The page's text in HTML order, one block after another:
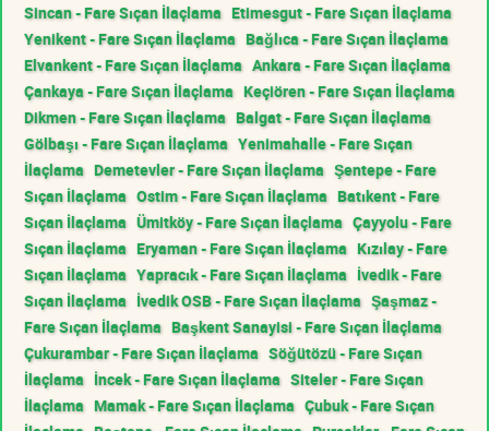
Sincan - Fare Sıçan İlaçlama Etimesgut - Fare Sıçan İlaçlama
Yenikent - Fare Sıçan İlaçlama Bağlıca - Fare Sıçan İlaçlama
Elvankent - Fare Sıçan İlaçlama Ankara - Fare Sıçan İlaçlama
Çankaya - Fare Sıçan İlaçlama Keçiören - Fare Sıçan İlaçlama
Dikmen - Fare Sıçan İlaçlama Balgat - Fare Sıçan İlaçlama
Gölbaşı - Fare Sıçan İlaçlama Yenimahalle - Fare Sıçan
İlaçlama Demetevler - Fare Sıçan İlaçlama Şentepe - Fare
Sıçan İlaçlama Ostim - Fare Sıçan İlaçlama Batıkent - Fare
Sıçan İlaçlama Ümitköy - Fare Sıçan İlaçlama Çayyolu - Fare
Sıçan İlaçlama Eryaman - Fare Sıçan İlaçlama Kızılay - Fare
Sıçan İlaçlama Yapracık - Fare Sıçan İlaçlama İvedik - Fare
Sıçan İlaçlama İvedik OSB - Fare Sıçan İlaçlama Şaşmaz -
Fare Sıçan İlaçlama Başkent Sanayisi - Fare Sıçan İlaçlama
Çukurambar - Fare Sıçan İlaçlama Söğütözü - Fare Sıçan
İlaçlama İncek - Fare Sıçan İlaçlama Siteler - Fare Sıçan
İlaçlama Mamak - Fare Sıçan İlaçlama Çubuk - Fare Sıçan